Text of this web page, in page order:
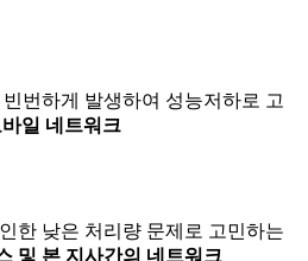
번하게 발생하여 성능저하로 고
일 네트워크
한 낮은 처리량 문제로 고민하는
및 본 지사간의 네트워크